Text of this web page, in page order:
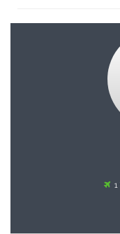
1